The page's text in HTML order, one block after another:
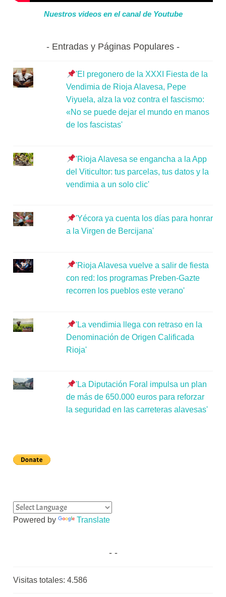
Nuestros videos en el canal de Youtube
Entradas y Páginas Populares
'El pregonero de la XXXI Fiesta de la
Vendimia de Rioja Alavesa, Pepe
Viyuela, alza la voz contra el fascismo:
«No se puede dejar el mundo en manos
de los fascistas'
'Rioja Alavesa se engancha a la App
del Viticultor: tus parcelas, tus datos y la
vendimia a un solo clic'
'Yécora ya cuenta los días para honrar
a la Virgen de Bercijana'
'Rioja Alavesa vuelve a salir de fiesta
con red: los programas Preben-Gazte
recorren los pueblos este verano'
'La vendimia llega con retraso en la
Denominación de Origen Calificada
Rioja'
'La Diputación Foral impulsa un plan
de más de 650.000 euros para reforzar
la seguridad en las carreteras alavesas'
Powered by Translate
Visitas totales:4.586